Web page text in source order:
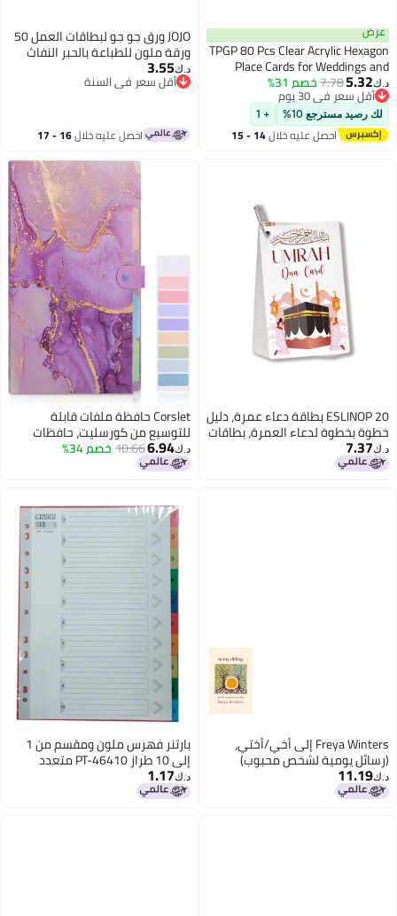
عرض
TPGP 80 Pcs Clear Acrylic Hexagon
Place Cards for Weddings and
Parties
د.ك‏5.32
7.78خصم 31%
أقل سعر في 30 يوم
أقل سعر في 30 يوم
لك رصيد مسترجع 10% + 1
احصل عليه خلال 14 - 15
JOJO ورق جو جو لبطاقات العمل 50
ورقة ملون للطباعة بالحبر النفاث
لامع ذهبي ليني
د.ك‏3.55
أقل سعر في السنة
أقل سعر في السنة
احصل عليه خلال 16 - 17
ESLINOP 20 بطاقة دعاء عمرة، دليل
خطوة بخطوة لدعاء العمرة، بطاقات
عمرة، بطاقات هدية عمرة مباركة،
هدية عمرة، صلوات ودعوات عمرة،
د.ك‏7.37
Corslet حافظة ملفات قابلة
للتوسيع من كورسليت، حافظات
أنيقة للمدرسة، منظم ملفات
أكورديون، حافظة أنيقة مع
للمدرسة والمكتب والمنزل
د.ك‏6.94
10.66خصم 34%
Freya Winters إلى أخي/أختي،
(رسائل يومية لشخص محبوب)
د.ك‏11.19
بارتنر فهرس ملون ومقسم من 1
إلى 10 طراز PT-46410 متعدد
الألوان
د.ك‏1.17